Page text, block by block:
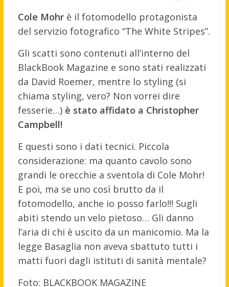
Cole Mohrè il fotomodello protagonista
del servizio fotografico “The White Stripes”.
Gli scatti sono contenuti all’interno del
BlackBook Magazine e sono stati realizzati
da David Roemer, mentre lo styling (si
chiama styling, vero? Non vorrei dire
fesserie…) è stato affidato a Christopher
Campbell!
E questi sono i dati tecnici. Piccola
considerazione: ma quanto cavolo sono
grandi le orecchie a sventola di Cole Mohr!
E poi, ma se uno così brutto da il
fotomodello, anche io posso farlo!!! Sugli
abiti stendo un velo pietoso… Gli danno
l’aria di chi è uscito da un manicomio. Ma la
legge Basaglia non aveva sbattuto tutti i
matti fuori dagli istituti di sanità mentale?
Foto: BLACKBOOK MAGAZINE